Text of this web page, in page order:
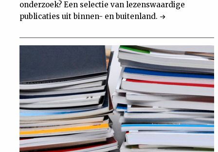
onderzoek? Een selectie van lezenswaardige
publicaties uit binnen- en buitenland.